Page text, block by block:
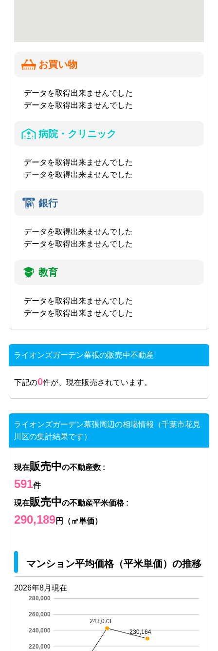
お買い物
データを取得出来ませんでした
データを取得出来ませんでした
病院・クリニック
データを取得出来ませんでした
データを取得出来ませんでした
銀行
データを取得出来ませんでした
データを取得出来ませんでした
教育
データを取得出来ませんでした
データを取得出来ませんでした
ライオンズガーデン幕張の販売中不動産
下記の0件が、現在販売されています。
ライオンズガーデン幕張周辺の相場情報（千葉市花見
川区の集計結果です）
現在販売中の不動産数 :
591件
現在販売中の不動産平米価格 :
290,189円（㎡単価）
マンション平均価格（平米単価）の推移
2026年8月現在
220,000
240,000
260,000
280,000
243,073
230,164